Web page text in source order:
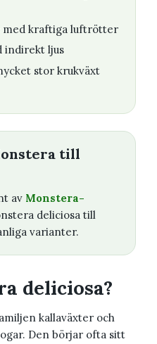
med kraftiga luftrötter
indirekt ljus
stor krukväxt
till
av Monstera-
deliciosa till
varianter.
deliciosa?
kallaväxter och
Den börjar ofta sitt